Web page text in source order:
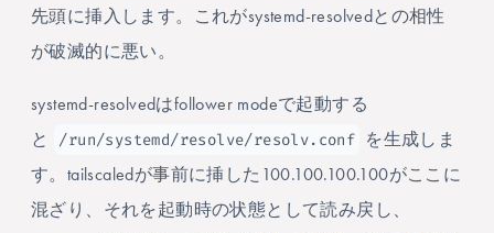
先頭に挿入します。これがsystemd-resolvedとの相性
が破滅的に悪い。
systemd-resolvedはfollower modeで起動する
と
/run/systemd/resolve/resolv.conf を生成しま
す。tailscaledが事前に挿した100.100.100.100がここに
混ざり、それを起動時の状態として読み戻し、